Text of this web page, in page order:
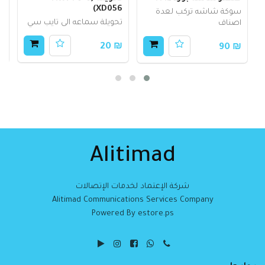
سوكة شاشه تركب لعدة
اصناف
₪ 90
XD056)
تحويلة سماعه الى تايب سي
₪ 20
Alitimad
شركة الإعتماد لخدمات الإتصالات
Alitimad Communications Services Company
Powered By estore.ps